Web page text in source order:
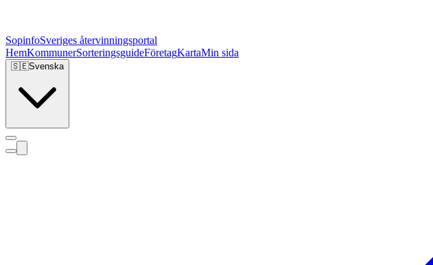
SopinfoSveriges återvinningsportal
HemKommunerSorteringsguideFöretagKartaMin sida
🇸🇪Svenska